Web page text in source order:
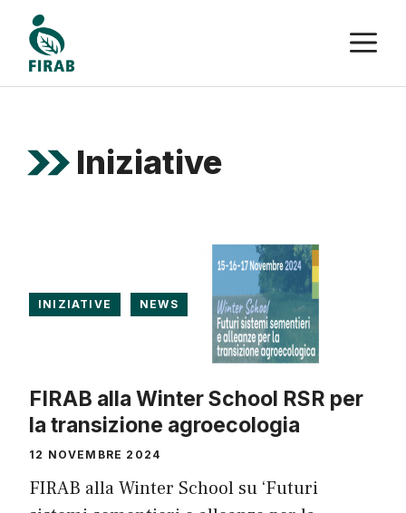
contenuto
Iniziative
INIZIATIVE NEWS
FIRAB alla Winter School RSR per
la transizione agroecologia
12 NOVEMBRE 2024
FIRAB alla Winter School su ‘Futuri